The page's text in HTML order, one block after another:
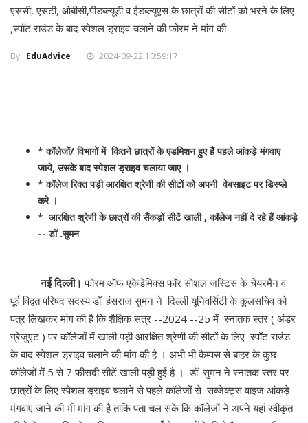
एससी, एसटी, ओबीसी,पीडब्ल्यूडी व ईडब्ल्यूएस के छात्रों की सीटों को भरने के लिए
,स्पॉट राउंड के बाद स्पेशल ड्राइव चलाने की फोरम ने मांग की
By : EduAdvice 2024-09-22 10:59:17
* कॉलेजों/ विभागों में कितने छात्रों के एडमिशन हुए हैं पहले आंकड़े मंगवाए
जाये, उसके बाद स्पेशल ड्राइव चलाया जाए ।
* कॉलेज रिक्त पड़ी आरक्षित श्रेणी की सीटों को अपनी वेबसाइट पर डिस्प्ले
करे ।
* आरक्षित श्रेणी के छात्रों की सैंकड़ों सीटें खाली , कॉलेज नहीं दे रहे हैं आंकड़े
-- डॉ .सुमन
नई दिल्ली। फोरम ऑफ एकेडेमिक्स फॉर सोशल जस्टिस के चेयरमैन व
पूर्व विद्वत परिषद सदस्य डॉ. हंसराज सुमन ने दिल्ली यूनिवर्सिटी के कुलसचिव को
पत्र लिखकर मांग की है कि शैक्षिक सत्र --2024 --25 में स्नातक स्तर ( अंडर
ग्रेजुएट ) पर कॉलेजों में खाली पड़ी आरक्षित श्रेणी की सीटों के लिए स्पॉट राउंड
के बाद स्पेशल ड्राइव चलाने की मांग की है । अभी भी कैम्पस से बाहर के कुछ
कॉलेजों में 5 से 7 फीसदी सीटें खाली पड़ी हुई है । डॉ. सुमन ने स्नातक स्तर पर
छात्रों के लिए स्पेशल ड्राइव चलाने से पहले कॉलेजों से सब्जेक्ट्स वाइज आंकड़े
मंगवाएं जाने की भी मांग की है ताकि पता चल सके कि कॉलेजों ने अपने यहां स्वीकृत